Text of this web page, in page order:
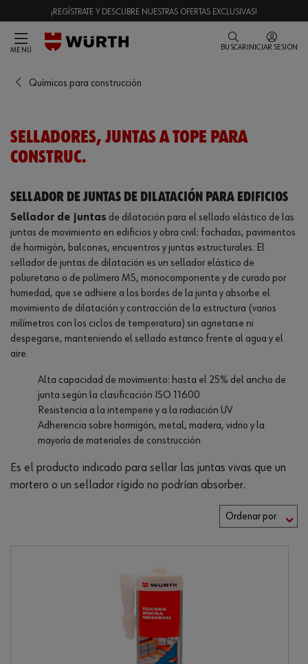
¡REGÍSTRATE Y DESCUBRE NUESTRAS OFERTAS EXCLUSIVAS!
MENÚ BUSCAR INICIAR SESIÓN
Químicos para construcción
SELLADORES, JUNTAS A TOPE PARA
CONSTRUC.
Sellador de juntas de dilatación para edificios
Sellador de juntas de dilatación para el sellado elástico de las
juntas de movimiento en edificios y obra civil: fachadas, pavimentos
de hormigón, balcones, encuentros y juntas estructurales. El
sellador de juntas de dilatación es un sellador elástico de
poliuretano o de polímero MS, monocomponente y de curado por
humedad, que se adhiere a los bordes de la junta y absorbe el
movimiento de dilatación y contracción de la estructura (varios
milímetros con los ciclos de temperatura) sin agrietarse ni
despegarse, manteniendo el sellado estanco frente al agua y el
aire.
Alta capacidad de movimiento: hasta el 25% del ancho de
junta según la clasificación ISO 11600
Resistencia a la intemperie y a la radiación UV
Adherencia sobre hormigón, metal, madera, vidrio y la
mayoría de materiales de construcción
Es el producto indicado para sellar las juntas vivas que un
mortero o un sellador rígido no podrían absorber.